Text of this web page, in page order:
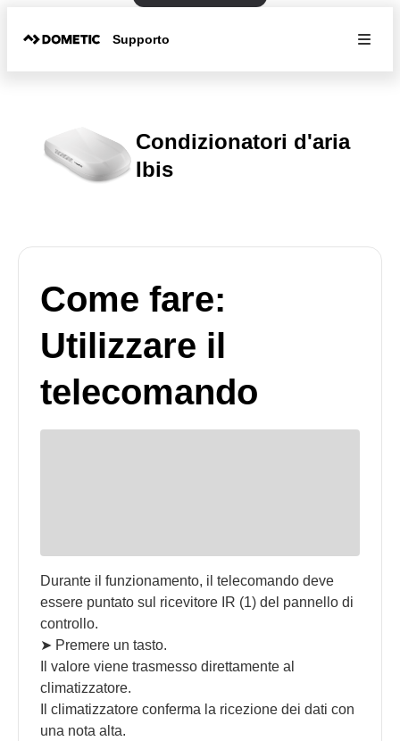
Supporto
Condizionatori d'aria
Ibis
Come fare:
Utilizzare il
telecomando
Durante il funzionamento, il telecomando deve
essere puntato sul ricevitore IR (1) del pannello di
controllo.
➤ Premere un tasto.
Il valore viene trasmesso direttamente al
climatizzatore.
Il climatizzatore conferma la ricezione dei dati con
una nota alta.